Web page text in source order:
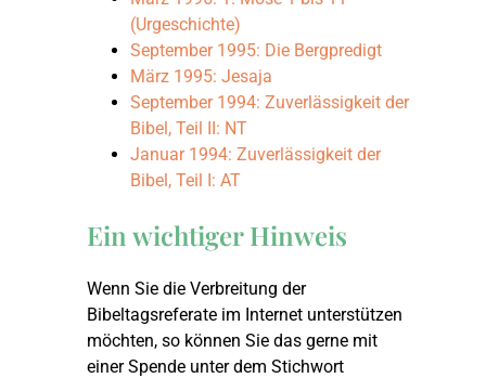
September 1994:
(Urgeschichte)
September 1995: Die Bergpredigt
März 1995: Jesaja
September 1994: Zuverlässigkeit der
Bibel, Teil II: NT
Januar 1994: Zuverlässigkeit der
Bibel, Teil I: AT
Ein wichtiger Hinweis
Wenn Sie die Verbreitung der
Bibeltagsreferate im Internet unterstützen
möchten, so können Sie das gerne mit
einer Spende unter dem Stichwort